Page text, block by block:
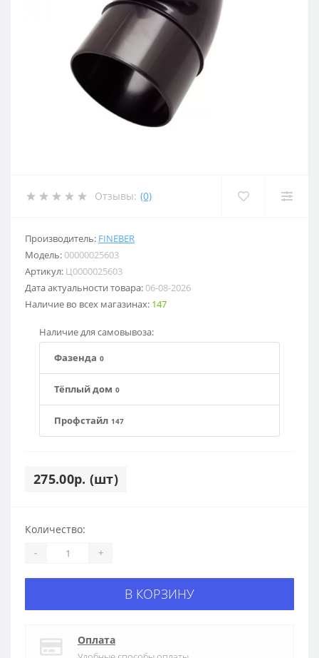
Отзывы: (0)
Производитель: FINEBER
Модель:00000025603
Артикул: Ц0000025603
Дата актуальности товара:06-08-2026
Наличие во всех магазинах: 147
Наличие для самовывоза:
Фазенда 0
Тёплый дом 0
Профстайл 147
275.00р. (шт)
Количество:
- +
В КОРЗИНУ
Оплата